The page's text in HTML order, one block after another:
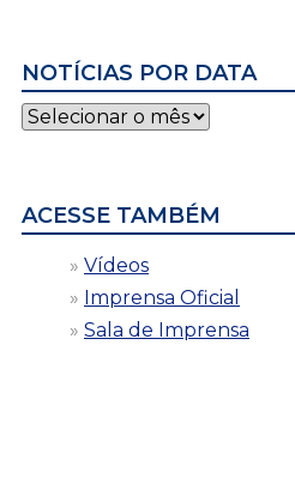
NOTÍCIAS POR DATA
Notícias
por
ACESSE TAMBÉM
Vídeos
Imprensa Oficial
Sala de Imprensa